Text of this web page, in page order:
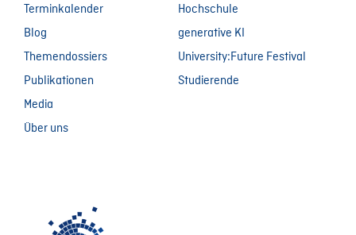
Terminkalender
Blog
Themendossiers
Publikationen
Media
Über uns
Hochschule
generative KI
University:Future Festival
Studierende